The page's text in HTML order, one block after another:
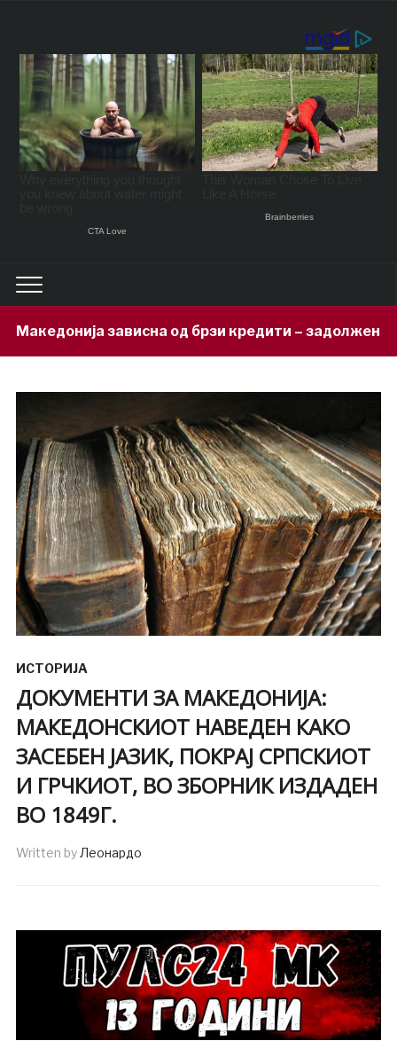
од брзи кредити – задолжени 333 милиони евра
ИСТОРИЈА
ДОКУМЕНТИ ЗА МАКЕДОНИЈА:
МАКЕДОНСКИОТ НАВЕДЕН КАКО
ЗАСЕБЕН ЈАЗИК, ПОКРАЈ СРПСКИОТ
И ГРЧКИОТ, ВО ЗБОРНИК ИЗДАДЕН
ВО 1849Г.
Written byЛеонардо